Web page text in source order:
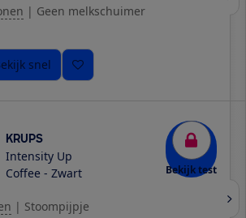
| Geen melkschuimer
snel
KRUPS
Intensity Up
Coffee - Zwart
Bekijk test
| Stoompijpje